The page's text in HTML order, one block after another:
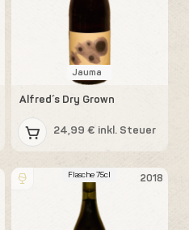
Jauma
Alfred´s Dry Grown
24,99 € inkl. Steuer
2018
Flasche 75cl